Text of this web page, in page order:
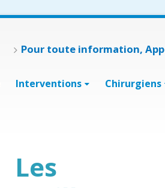
Pour toute information,
Interventions Chirurgiens
Les